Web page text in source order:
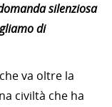
silenziosa
di
va oltre la
civiltà che ha